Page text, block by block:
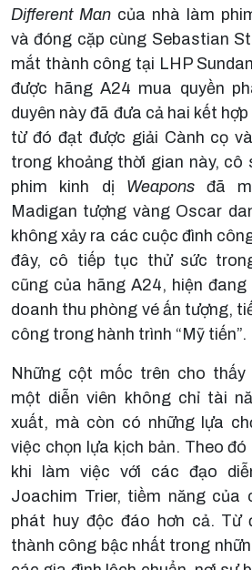
Different Man của nhà làm
và đóng cặp cùng Sebastian
mắt thành công tại LHP
được hãng A24 mua quyền
duyên này đã đưa cả hai kết
từ đó đạt được giải Cành cọ
trong khoảng thời gian này,
phim kinh dị Weaponsđã
Madigan tượng vàng Oscar
không xảy ra các cuộc đình
đây, cô tiếp tục thử sức
cũng của hãng A24, hiện đang
doanh thu phòng vé ấn tượng,
công trong hành trình “Mỹ tiến”.
Những cột mốc trên cho thấy
một diễn viên không chỉ tài
xuất, mà còn có những lựa
việc chọn lựa kịch bản. Theo
khi làm việc với các đạo
Joachim Trier, tiềm năng của
phát huy độc đáo hơn cả. Từ
thành công bậc nhất trong